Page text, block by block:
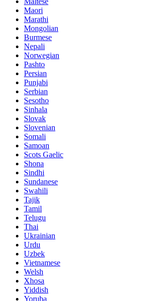
Maori
Marathi
Mongolian
Burmese
Nepali
Norwegian
Pashto
Persian
Punjabi
Serbian
Sesotho
Sinhala
Slovak
Slovenian
Somali
Samoan
Scots Gaelic
Shona
Sindhi
Sundanese
Swahili
Tajik
Tamil
Telugu
Thai
Ukrainian
Urdu
Uzbek
Vietnamese
Welsh
Xhosa
Yiddish
Yoruba